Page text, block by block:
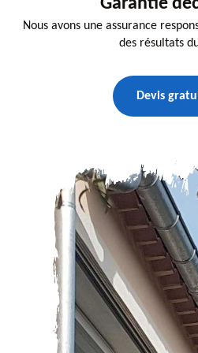
Nous avons une assurance
des résultats
Devis